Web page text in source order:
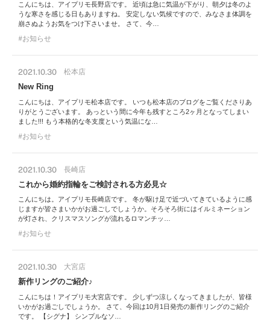
こんにちは、アイプリモ長野店です。 近頃は急に気温が下がり、朝夕は冬のよ
うな寒さを感じる日もありますね。 安定しない気候ですので、みなさま体調を
崩さぬようお気をつけ下さいませ。 さて、今…
お知らせ
2021.10.30 松本店
New Ring
こんにちは、アイプリモ松本店です。 いつも松本店のブログをご覧くださりあ
りがとうございます。 あっという間に今年も残すところ2ヶ月となってしまい
ました!!! もう本格的な冬支度という気温にな…
お知らせ
2021.10.30 長崎店
これから婚約指輪をご検討される方必見☆
こんにちは。アイプリモ長崎店です。 冬が駆け足で近づいてきているように感
じますが皆さまいかがお過ごしでしょうか。そろそろ街にはイルミネーション
が灯され、クリスマスソングが流れるロマンチッ…
お知らせ
2021.10.30 大宮店
新作リングのご紹介♪
こんにちは！アイプリモ大宮店です。 少しずつ涼しくなってきましたが、皆様
いかがお過ごしでしょうか。 さて、今回は10月1日発売の新作リングのご紹介
です。 【シグナ】 シンプルなソ…